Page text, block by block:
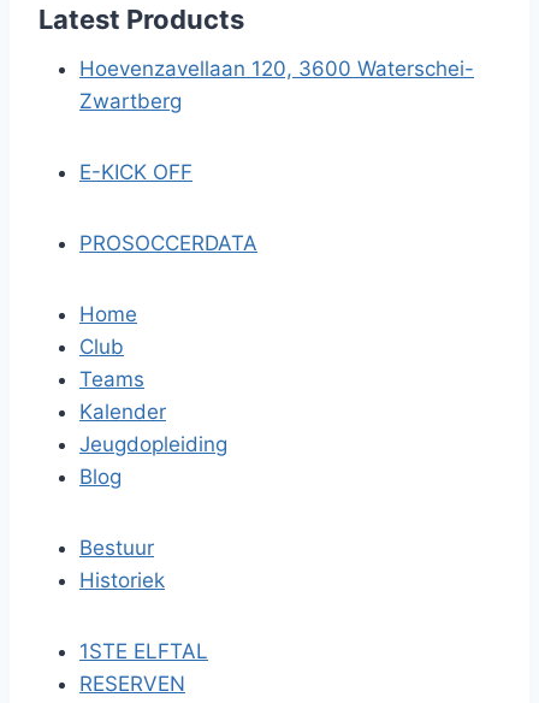
Latest Products
Hoevenzavellaan 120, 3600 Waterschei-
Zwartberg
E-KICK OFF
PROSOCCERDATA
Home
Club
Teams
Kalender
Jeugdopleiding
Blog
Bestuur
Historiek
1STE ELFTAL
RESERVEN